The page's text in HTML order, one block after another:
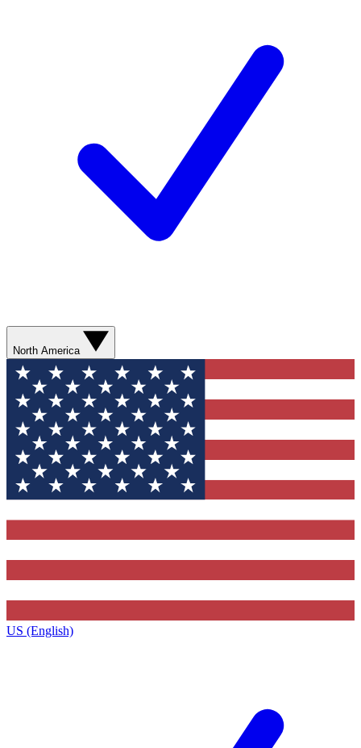
North America
US (English)